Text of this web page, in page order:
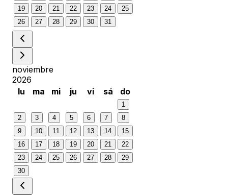
19
20 21 22 23 24
25
26
27 28 29 30 31
noviembre
2026
lu
ma mi ju vi sá do
1
2
3 4 5 6 7
8
9
10 11 12 13 14
15
16
17 18 19 20 21
22
23
24 25 26 27 28
29
30